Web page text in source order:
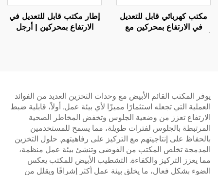
مكتب كهربائي قابل للتعديل
في الارتفاع بمحركين مع
إطار مكتب قابل للتعديل في
الارتفاع بمحركين | أرجل
يوفر المكتب القائم الأبيض مع وحدات التخزين العديد من الفوائد
العملية التي تجعله استثمارًا مميزًا لأي بيئة عمل. أولاً، قابلية ضبط
الارتفاع تعزز من وضعية الجلوس وتخفض المخاطر الصحية
المرتبطة بالجلوس لفترات طويلة، مما يسمح للمستخدمين
بالحفاظ على إنتاجيتهم مع التركيز على رفاهيتهم. حلول التخزين
المدمجة تخلص المكتب من الفوضى وتنشئ بيئة عمل منظمة،
مما يعزز التركيز والكفاءة. التشطيب الأبيض للمكتب يعكس
الضوء بشكل فعال، ما يخلق بيئة عمل أكثر إشراقًا ويقلل من